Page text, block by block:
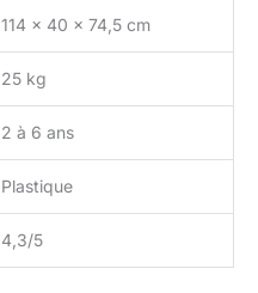
114 x 40 x 74,5 cm
25 kg
2 à 6 ans
Plastique
4,3/5